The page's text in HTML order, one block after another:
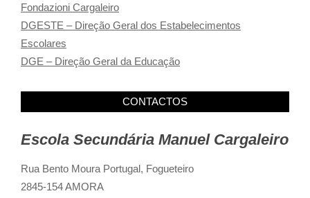
Fondazioni Cargaleiro
DGESTE – Direção Geral dos Estabelecimentos
Escolares
DGE – Direção Geral da Educação
CONTACTOS
Escola Secundária Manuel Cargaleiro
Rua Bento Moura Portugal, Fogueteiro
2845-154 AMORA